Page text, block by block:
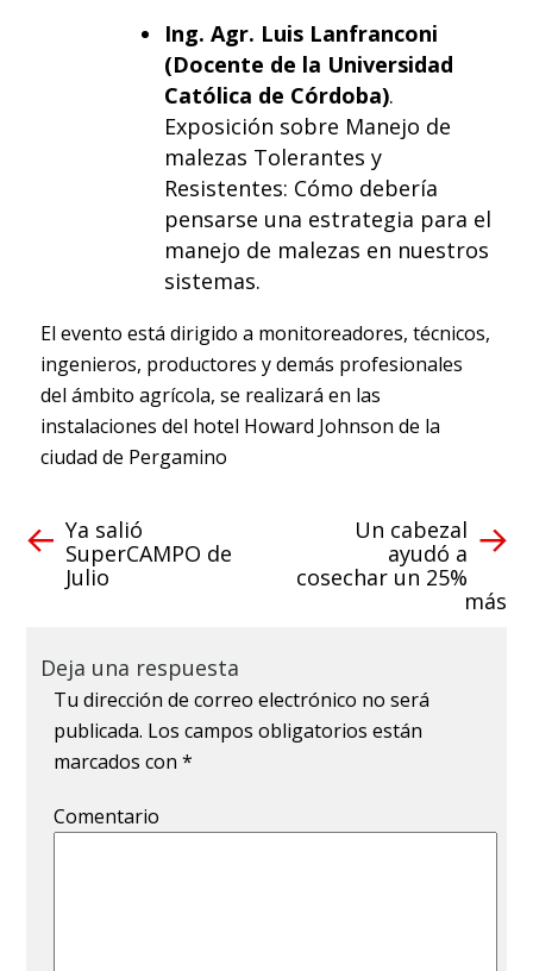
Ing. Agr. Luis Lanfranconi
(Docente de la Universidad
Católica de Córdoba).
Exposición sobre Manejo de
malezas Tolerantes y
Resistentes: Cómo debería
pensarse una estrategia para el
manejo de malezas en nuestros
sistemas.
El evento está dirigido a monitoreadores, técnicos,
ingenieros, productores y demás profesionales
del ámbito agrícola, se realizará en las
instalaciones del hotel Howard Johnson de la
ciudad de Pergamino
Ya salió
SuperCAMPO de
Julio
Un cabezal
ayudó a
cosechar un 25%
más
Deja una respuesta
Tu dirección de correo electrónico no será
publicada. Los campos obligatorios están
marcados con*
Comentario